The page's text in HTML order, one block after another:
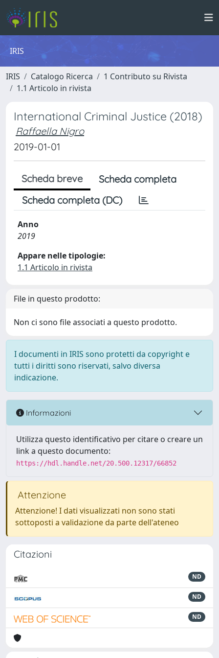
IRIS
IRIS Catalogo Ricerca
1 Contributo su Rivista
1.1 Articolo in rivista
International Criminal Justice (2018)
Raffaella Nigro
2019-01-01
Scheda breve
Scheda completa
Scheda completa (DC)
Anno
2019
Appare nelle tipologie:
1.1 Articolo in rivista
File in questo prodotto:
Non ci sono file associati a questo prodotto.
I documenti in IRIS sono protetti da copyright e
tutti i diritti sono riservati, salvo diversa
indicazione.
Informazioni
Utilizza questo identificativo per citare o creare un
link a questo documento:
https://hdl.handle.net/20.500.12317/66852
Attenzione
Attenzione! I dati visualizzati non sono stati
sottoposti a validazione da parte dell'ateneo
Citazioni
ND
ND
ND